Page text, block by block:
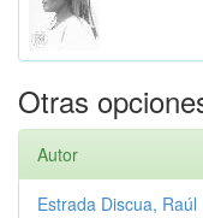
Otras
Autor
Estrada Discua, Raúl